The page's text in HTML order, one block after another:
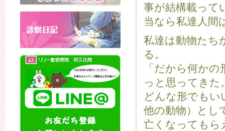
事が結構載って
当なら私達人間
私達は動物たち
る。
「だから何か
っと思ってきた
どんな形でもい
他の動物）とし
亡くなってもら